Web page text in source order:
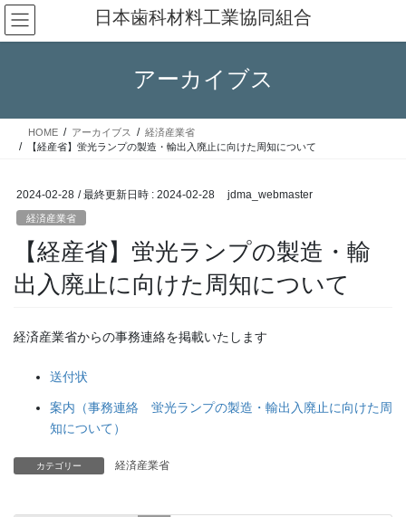
コ
ン
テ
ス
ナ
ビ
ゲ
ン
日本歯科材料工業協同組合
アーカイブス
HOME アーカイブス
経済産業省
【経産省】蛍光ランプの製造・輸出入廃止に向けた周知について
2024-02-28 / 最終更新日時 : 2024-02-28 jdma_webmaster
経済産業省
【経産省】蛍光ランプの製造・輸
出入廃止に向けた周知について
経済産業省からの事務連絡を掲載いたします
送付状
案内（事務連絡 蛍光ランプの製造・輸出入廃止に向けた周
知について）
カテゴリー 経済産業省